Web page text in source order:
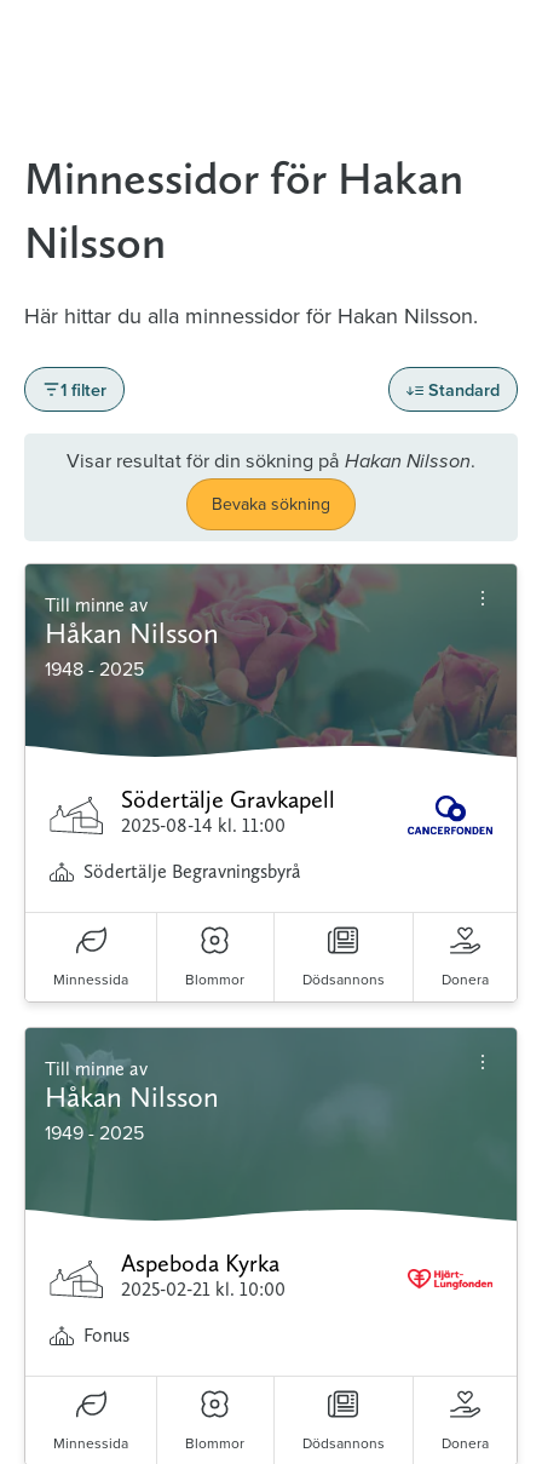
Minnessidor för Hakan
Nilsson
Här hittar du alla minnessidor för Hakan Nilsson.
1 filter Standard
Visar resultat för din sökning på Hakan Nilsson.
Bevaka sökning
Till minne av
Håkan Nilsson
1948 - 2025
Södertälje Gravkapell
2025-08-14 kl. 11:00
Södertälje Begravningsbyrå
Minnessida Blommor Dödsannons Donera
Till minne av
Håkan Nilsson
1949 - 2025
Aspeboda Kyrka
2025-02-21 kl. 10:00
Fonus
Minnessida Blommor Dödsannons Donera